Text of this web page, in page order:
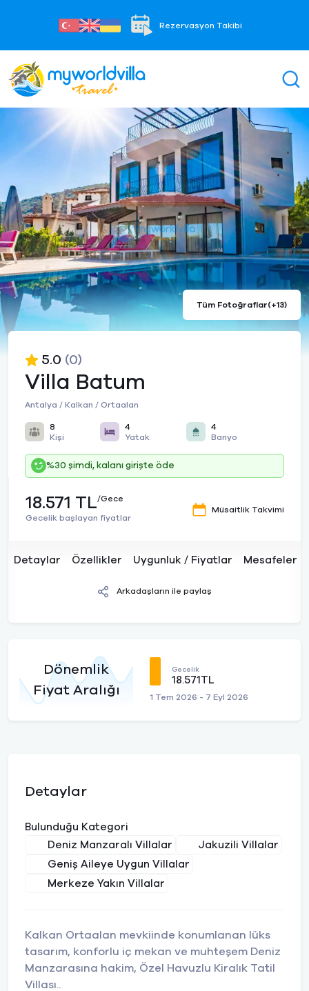
Rezervasyon Takibi
Tüm Fotoğraflar(+13)
Villa Batum
Antalya / Kalkan / Ortaalan
5.0 (0)
8
Kişi
4
Yatak
4
Banyo
%30 şimdi, kalanı girişte öde
18.571 TL/Gece
Gecelik başlayan fiyatlar
Müsaitlik Takvimi
Detaylar Özellikler Uygunluk / Fiyatlar Mesafeler
Arkadaşların ile paylaş
Dönemlik
Fiyat Aralığı
Gecelik
18.571TL
1 Tem 2026 - 7 Eyl 2026
Detaylar
Bulunduğu Kategori
Deniz Manzaralı Villalar
Jakuzili Villalar
Geniş Aileye Uygun Villalar
Merkeze Yakın Villalar
Kalkan Ortaalan mevkiinde konumlanan lüks
tasarım, konforlu iç mekan ve muhteşem Deniz
Manzarasına hakim, Özel Havuzlu Kiralık Tatil
Villası..